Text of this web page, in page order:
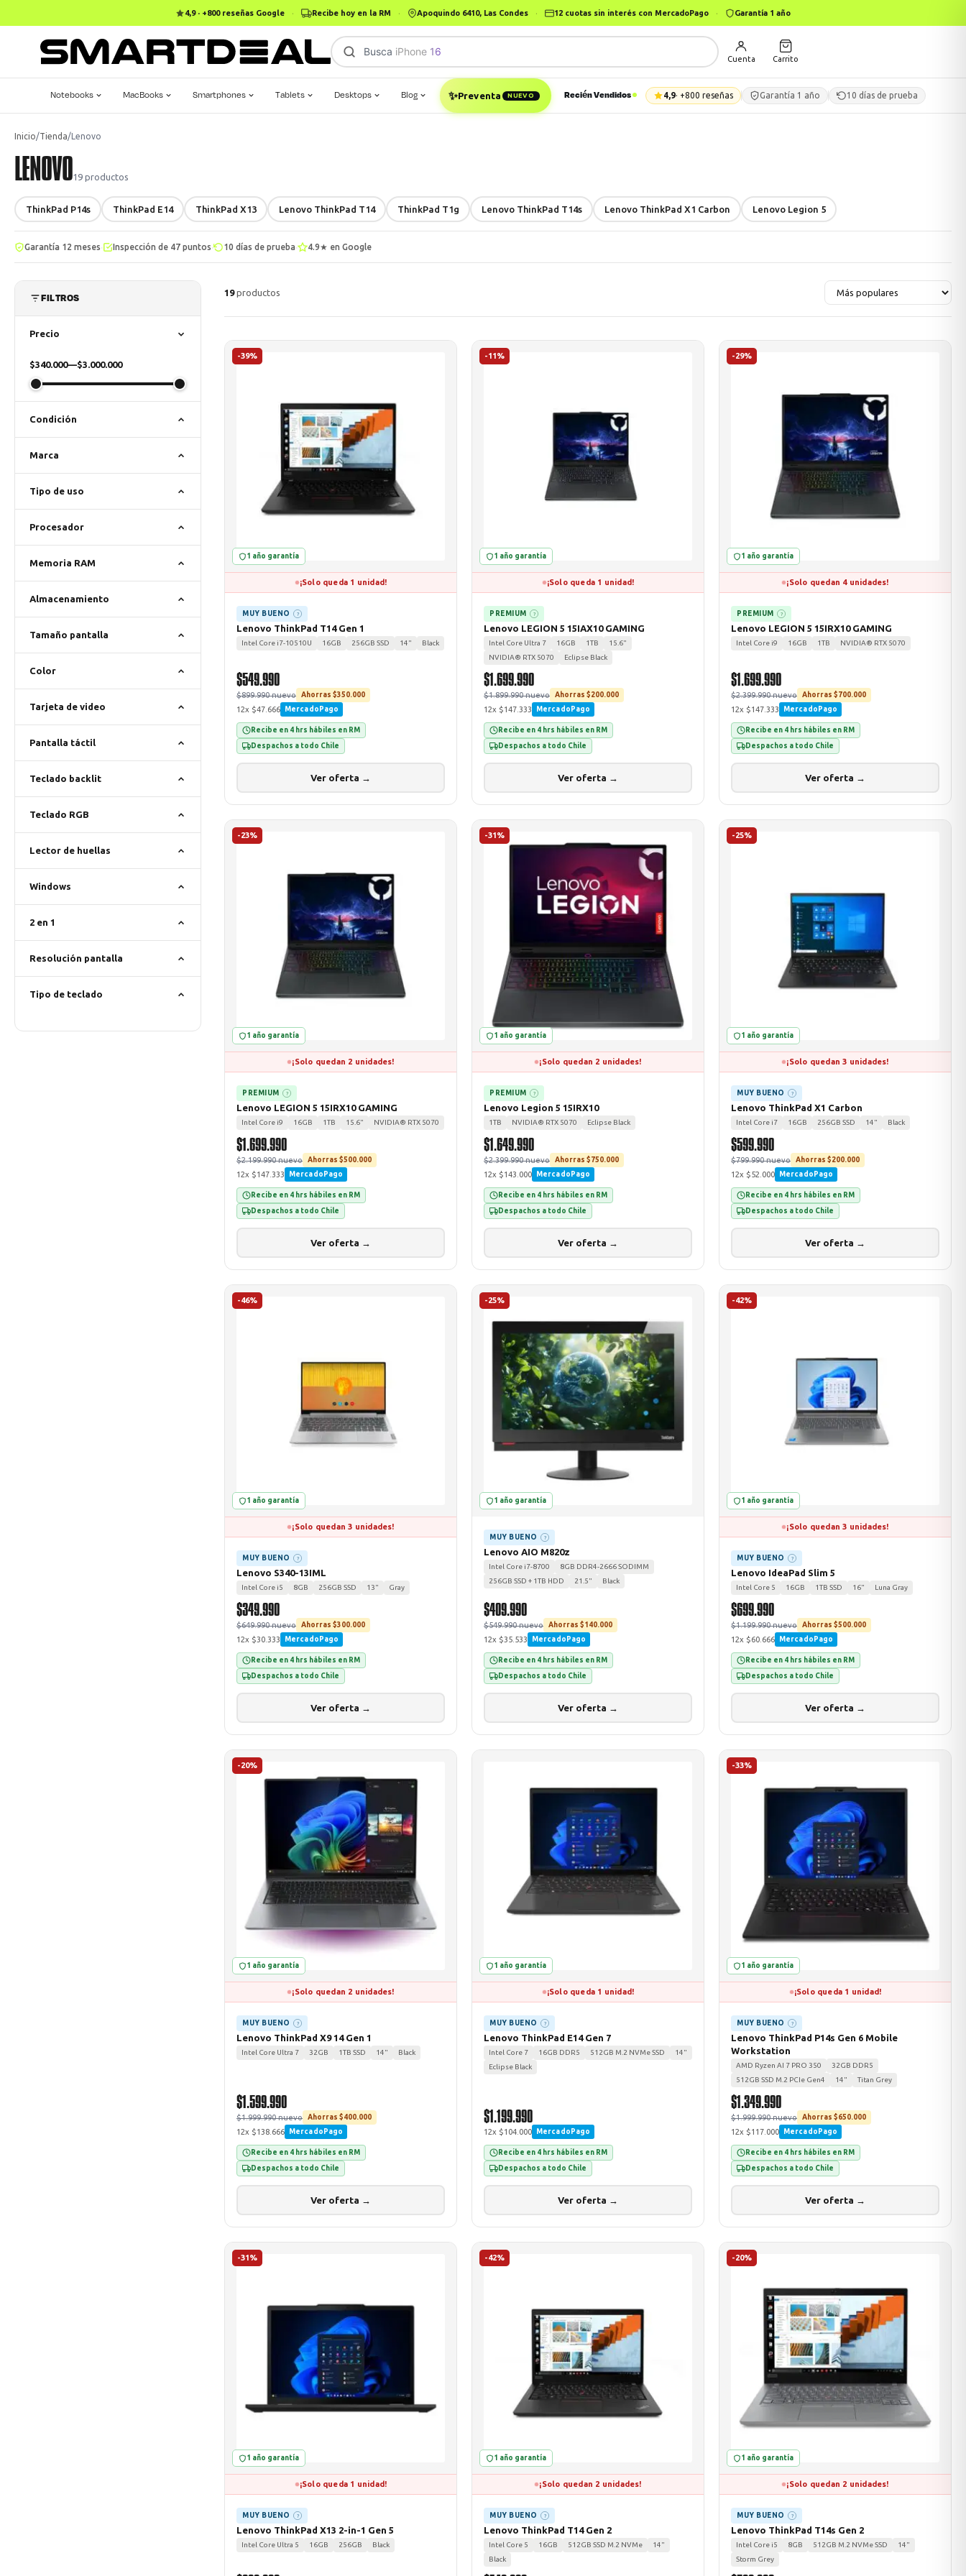
4,9 · +800 reseñas Google · Recibe hoy en la RM · Apoquindo 6410, Las Condes · 12 cuotas sin interés con MercadoPago · Garantía 1 año
Busca
Cuenta Carrito
Notebooks MacBooks Smartphones Tablets Desktops Blog ✨Preventa NUEVO Recién Vendidos 4,9· +800 reseñas Garantía 1 año 10 días de prueba
Inicio/Tienda/Lenovo
LENOVO19 productos
ThinkPad P14s ThinkPad E14 ThinkPad X13 Lenovo ThinkPad T14 ThinkPad T1g Lenovo ThinkPad T14s Lenovo ThinkPad X1 Carbon Lenovo Legion 5
Garantía 12 meses Inspección de 47 puntos 10 días de prueba 4.9★ en Google
FILTROS
Precio
$340.000—$3.000.000
Condición
Marca
Tipo de uso
Procesador
Memoria RAM
Almacenamiento
Tamaño pantalla
Color
Tarjeta de video
Pantalla táctil
Teclado backlit
Teclado RGB
Lector de huellas
Windows
2 en 1
Resolución pantalla
Tipo de teclado
19productos
-39%
1 año garantía
¡Solo queda 1 unidad!
MUY BUENO ?
Lenovo ThinkPad T14 Gen 1
Intel Core i7-10510U 16GB 256GB SSD 14" Black
$549.990
$899.990 nuevo Ahorras $350.000
12x $47.666 MercadoPago
Recibe en 4 hrs hábiles en RM
Despachos a todo Chile
Ver oferta →
-11%
1 año garantía
¡Solo queda 1 unidad!
PREMIUM ?
Lenovo LEGION 5 15IAX10 GAMING
Intel Core Ultra 7 16GB 1TB
15.6"
NVIDIA® RTX 5070
Eclipse Black
$1.699.990
$1.899.990 nuevo Ahorras $200.000
12x $147.333 MercadoPago
Recibe en 4 hrs hábiles en RM
Despachos a todo Chile
Ver oferta →
-29%
1 año garantía
¡Solo quedan 4 unidades!
PREMIUM ?
Lenovo LEGION 5 15IRX10 GAMING
Intel Core i9 16GB 1TB NVIDIA® RTX 5070
$1.699.990
$2.399.990 nuevo Ahorras $700.000
12x $147.333 MercadoPago
Recibe en 4 hrs hábiles en RM
Despachos a todo Chile
Ver oferta →
-23%
1 año garantía
¡Solo quedan 2 unidades!
PREMIUM ?
Lenovo LEGION 5 15IRX10 GAMING
Intel Core i9 16GB 1TB 15.6" NVIDIA® RTX 5070
$1.699.990
$2.199.990 nuevo Ahorras $500.000
12x $147.333 MercadoPago
Recibe en 4 hrs hábiles en RM
Despachos a todo Chile
Ver oferta →
-31%
1 año garantía
¡Solo quedan 2 unidades!
PREMIUM ?
Lenovo Legion 5 15IRX10
1TB NVIDIA® RTX 5070 Eclipse Black
$1.649.990
$2.399.990 nuevo Ahorras $750.000
12x $143.000 MercadoPago
Recibe en 4 hrs hábiles en RM
Despachos a todo Chile
Ver oferta →
-25%
1 año garantía
¡Solo quedan 3 unidades!
MUY BUENO ?
Lenovo ThinkPad X1 Carbon
Intel Core i7 16GB 256GB SSD 14" Black
$599.990
$799.990 nuevo Ahorras $200.000
12x $52.000 MercadoPago
Recibe en 4 hrs hábiles en RM
Despachos a todo Chile
Ver oferta →
-46%
1 año garantía
¡Solo quedan 3 unidades!
MUY BUENO ?
Lenovo S340-13IML
Intel Core i5 8GB 256GB SSD 13" Gray
$349.990
$649.990 nuevo Ahorras $300.000
12x $30.333 MercadoPago
Recibe en 4 hrs hábiles en RM
Despachos a todo Chile
Ver oferta →
-25%
1 año garantía
MUY BUENO ?
Lenovo AIO M820z
Intel Core i7-8700
8GB DDR4-2666 SODIMM
256GB SSD + 1TB HDD
21.5" Black
$409.990
$549.990 nuevo Ahorras $140.000
12x $35.533 MercadoPago
Recibe en 4 hrs hábiles en RM
Despachos a todo Chile
Ver oferta →
-42%
1 año garantía
¡Solo quedan 3 unidades!
MUY BUENO ?
Lenovo IdeaPad Slim 5
Intel Core 5 16GB 1TB SSD 16" Luna Gray
$699.990
$1.199.990 nuevo Ahorras $500.000
12x $60.666 MercadoPago
Recibe en 4 hrs hábiles en RM
Despachos a todo Chile
Ver oferta →
-20%
1 año garantía
¡Solo quedan 2 unidades!
MUY BUENO ?
Lenovo ThinkPad X9 14 Gen 1
Intel Core Ultra 7 32GB 1TB SSD 14" Black
$1.599.990
$1.999.990 nuevo Ahorras $400.000
12x $138.666 MercadoPago
Recibe en 4 hrs hábiles en RM
Despachos a todo Chile
Ver oferta →
1 año garantía
¡Solo queda 1 unidad!
MUY BUENO ?
Lenovo ThinkPad E14 Gen 7
Intel Core 7 16GB DDR5 512GB M.2 NVMe SSD
14"
Eclipse Black
$1.199.990
12x $104.000 MercadoPago
Recibe en 4 hrs hábiles en RM
Despachos a todo Chile
Ver oferta →
-33%
1 año garantía
¡Solo queda 1 unidad!
MUY BUENO ?
Lenovo ThinkPad P14s Gen 6 Mobile
Workstation
AMD Ryzen AI 7 PRO 350
32GB DDR5
512GB SSD M.2 PCIe Gen4
14" Titan Grey
$1.349.990
$1.999.990 nuevo Ahorras $650.000
12x $117.000 MercadoPago
Recibe en 4 hrs hábiles en RM
Despachos a todo Chile
Ver oferta →
-31%
1 año garantía
¡Solo queda 1 unidad!
MUY BUENO ?
Lenovo ThinkPad X13 2-in-1 Gen 5
Intel Core Ultra 5 16GB 256GB Black
-42%
1 año garantía
¡Solo quedan 2 unidades!
MUY BUENO ?
Lenovo ThinkPad T14 Gen 2
Intel Core 5 16GB 512GB SSD M.2 NVMe
14"
Black
-20%
1 año garantía
¡Solo quedan 2 unidades!
MUY BUENO ?
Lenovo ThinkPad T14s Gen 2
Intel Core i5 8GB 512GB M.2 NVMe SSD
14"
Storm Grey